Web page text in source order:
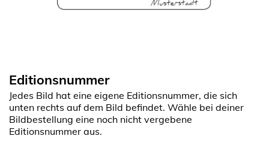
Editionsnummer
Jedes Bild hat eine eigene Editionsnummer, die sich
unten rechts auf dem Bild befindet. Wähle bei deiner
Bildbestellung eine noch nicht vergebene
Editionsnummer aus.